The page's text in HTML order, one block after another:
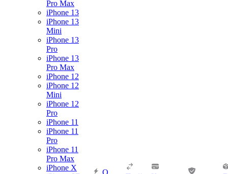
Pro Max
iPhone 13
iPhone 13
Mini
iPhone 13
Pro
iPhone 13
Pro Max
iPhone 12
iPhone 12
Mini
iPhone 12
Pro
iPhone 11
iPhone 11
Pro
iPhone 11
Pro Max
iPhone X
О